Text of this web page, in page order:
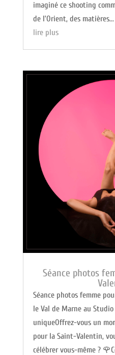
imaginé ce shooting
de l’Orient, des matières...
lire plus
Séance photos
Séance photos femme
le Val de Marne au
uniqueOffrez-vous un
pour la Saint-Valentin,
célébrer vous-même ?